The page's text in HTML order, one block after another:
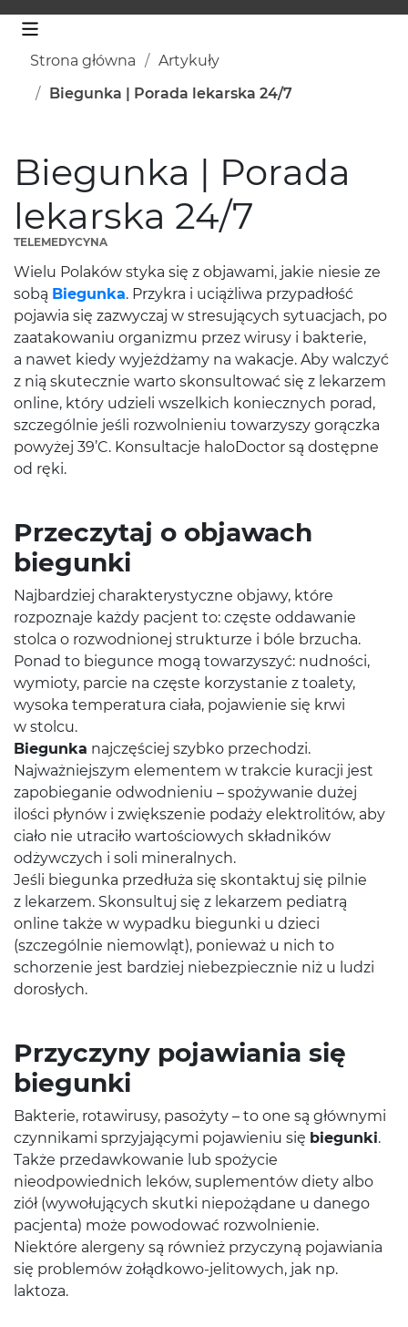
Strona główna
Artykuły
Biegunka | Porada lekarska 24/7
Biegunka | Porada
lekarska 24/7
TELEMEDYCYNA
Wielu Polaków styka się z objawami, jakie niesie ze
sobą Biegunka. Przykra i uciążliwa przypadłość
pojawia się zazwyczaj w stresujących sytuacjach, po
zaatakowaniu organizmu przez wirusy i bakterie,
a nawet kiedy wyjeżdżamy na wakacje. Aby walczyć
z nią skutecznie warto skonsultować się z lekarzem
online, który udzieli wszelkich koniecznych porad,
szczególnie jeśli rozwolnieniu towarzyszy gorączka
powyżej 39’C. Konsultacje haloDoctor są dostępne
od ręki.
Przeczytaj o objawach
biegunki
Najbardziej charakterystyczne objawy, które
rozpoznaje każdy pacjent to: częste oddawanie
stolca o rozwodnionej strukturze i bóle brzucha.
Ponad to biegunce mogą towarzyszyć: nudności,
wymioty, parcie na częste korzystanie z toalety,
wysoka temperatura ciała, pojawienie się krwi
w stolcu.
Biegunka najczęściej szybko przechodzi.
Najważniejszym elementem w trakcie kuracji jest
zapobieganie odwodnieniu – spożywanie dużej
ilości płynów i zwiększenie podaży elektrolitów, aby
ciało nie utraciło wartościowych składników
odżywczych i soli mineralnych.
Jeśli biegunka przedłuża się skontaktuj się pilnie
z lekarzem. Skonsultuj się z lekarzem pediatrą
online także w wypadku biegunki u dzieci
(szczególnie niemowląt), ponieważ u nich to
schorzenie jest bardziej niebezpiecznie niż u ludzi
dorosłych.
Przyczyny pojawiania się
biegunki
Bakterie, rotawirusy, pasożyty – to one są głównymi
czynnikami sprzyjającymi pojawieniu się biegunki.
Także przedawkowanie lub spożycie
nieodpowiednich leków, suplementów diety albo
ziół (wywołujących skutki niepożądane u danego
pacjenta) może powodować rozwolnienie.
Niektóre alergeny są również przyczyną pojawiania
się problemów żołądkowo-jelitowych, jak np.
laktoza.